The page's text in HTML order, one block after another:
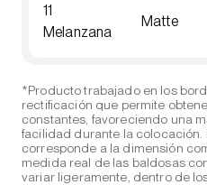
11
Melanzana
Matte
*Producto trabajado en los
rectificación que permite
constantes, favoreciendo una
facilidad durante la colocación.
corresponde a la dimensión
medida real de las baldosas
variar ligeramente, dentro de